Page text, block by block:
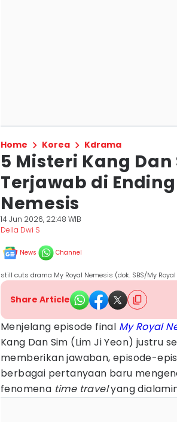
Home Korea Kdrama
5 Misteri Kang
Terjawab di
Nemesis
14 Jun 2026, 22:48 WIB
Della Dwi S
News Channel
still cuts drama My Royal Nemesis (dok. SBS/My
Share Article
Menjelang episode final My Royal
Kang Dan Sim (Lim Ji Yeon) justru
memberikan jawaban, episode-
berbagai pertanyaan baru
fenomena time travelyang